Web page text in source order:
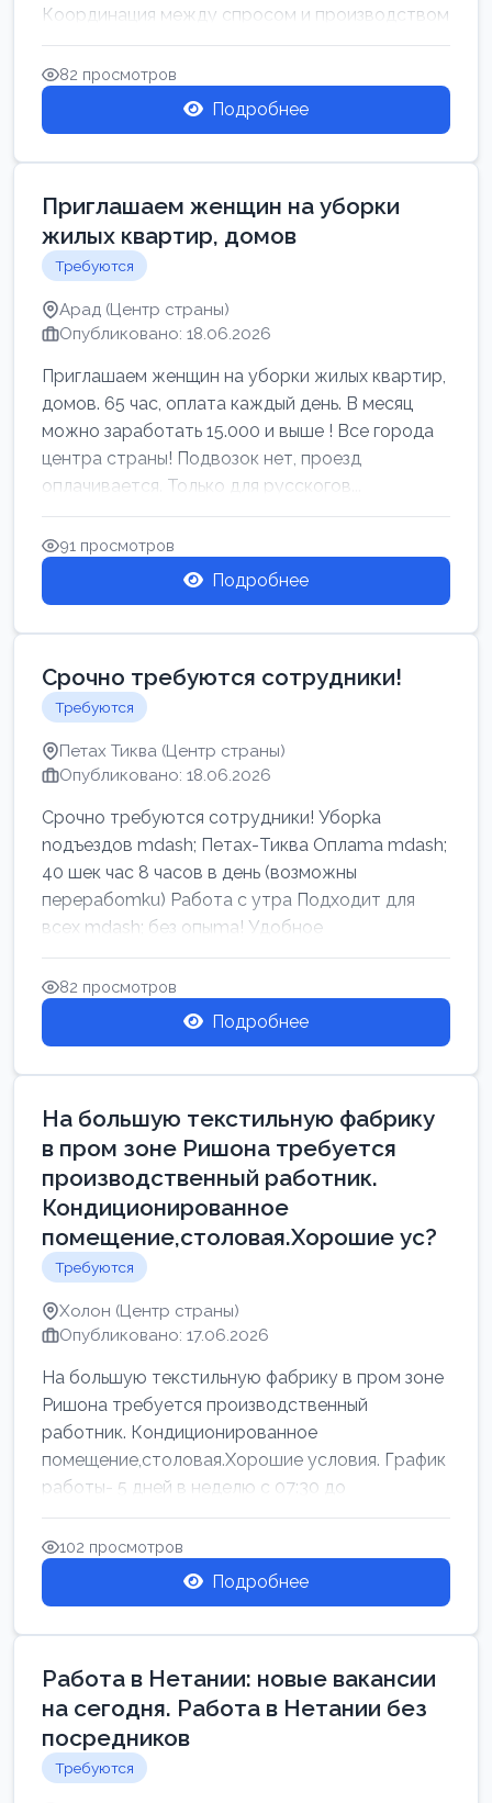
Координация между спросом и производством
для обеспечения своевр...
82 просмотров
Подробнее
Приглашаем женщин на уборки
жилых квартир, домов
Требуются
Арад (Центр страны)
Опубликовано: 18.06.2026
Приглашаем женщин на уборки жилых квартир,
домов. 65 час, оплата каждый день. В месяц
можно заработать 15.000 и выше ! Все города
центра страны! Подвозок нет, проезд
оплачивается. Только для русскогов...
91 просмотров
Подробнее
Срочно требуются сотрудники!
Требуются
Петах Тиква (Центр страны)
Опубликовано: 18.06.2026
Срочно требуются сотрудники! Убоpkа
noдъездов mdash; Петах-Тиква Оплаma mdash;
40 шек час 8 часов в день (возможны
перерабоmku) Работа с утpa Подходит для
всех mdash; без опыma! Удобное
раcnoложение Н...
82 просмотров
Подробнее
На большую текстильную фабрику
в пром зоне Ришона требуется
производственный работник.
Кондиционированное
помещение,столовая.Хорошие ус?
Требуются
Холон (Центр страны)
Опубликовано: 17.06.2026
На большую текстильную фабрику в пром зоне
Ришона требуется производственный
работник. Кондиционированное
помещение,столовая.Хорошие условия. График
работы- 5 дней в неделю с 07:30 до
17:00.Высокая за...
102 просмотров
Подробнее
Работа в Нетании: новые вакансии
на сегодня. Работа в Нетании без
посредников
Требуются